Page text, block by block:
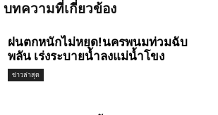
บทความที่เกี่ยวข้อง
ฝนตกหนักไม่หยุด!นครพนมท่วมฉับ
พลัน เร่งระบายน้ำลงแม่น้ำโขง
ข่าวล่าสุด